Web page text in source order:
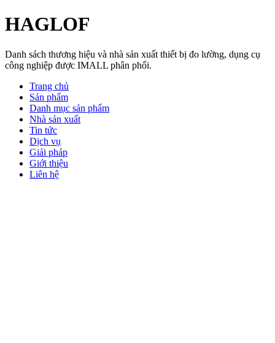
HAGLOF
Danh sách thương hiệu và nhà sản xuất thiết bị đo lường, dụng cụ
công nghiệp được IMALL phân phối.
Trang chủ
Sản phẩm
Danh mục sản phẩm
Nhà sản xuất
Tin tức
Dịch vụ
Giải pháp
Giới thiệu
Liên hệ